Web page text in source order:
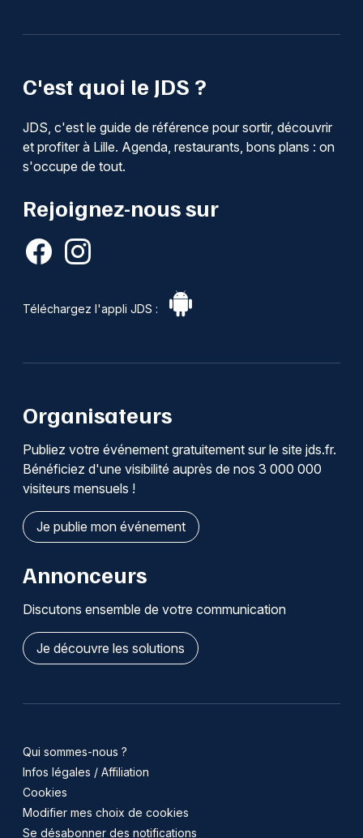
C'est quoi le JDS ?
JDS, c'est le guide de référence pour sortir, découvrir
et profiter à Lille. Agenda, restaurants, bons plans : on
s'occupe de tout.
Rejoignez-nous sur
Téléchargez l'appli JDS :
Organisateurs
Publiez votre événement gratuitement sur le site jds.fr.
Bénéficiez d'une visibilité auprès de nos 3 000 000
visiteurs mensuels !
Je publie mon événement
Annonceurs
Discutons ensemble de votre communication
Je découvre les solutions
Qui sommes-nous ?
Infos légales / Affiliation
Cookies
Modifier mes choix de cookies
Se désabonner des notifications